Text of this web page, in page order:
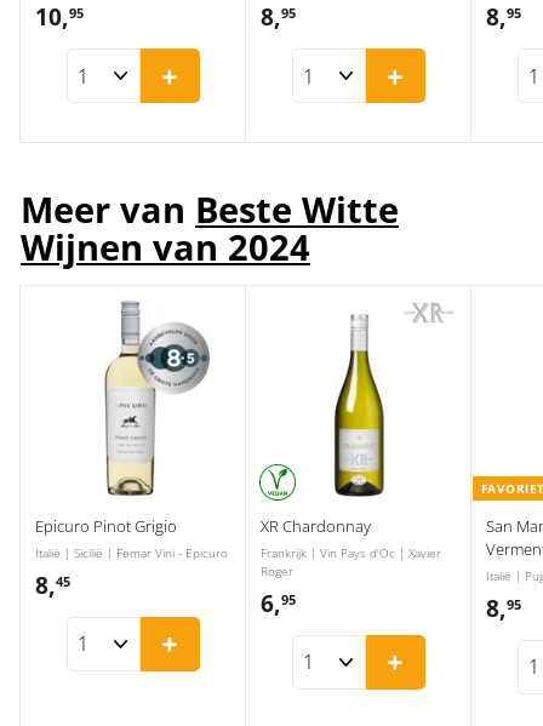
10,95
0
,
5
+
8,958
,
9
+
8,958
,
9
Meer van Beste Witte
Wijnen van 2024
Epicuro Pinot Grigio
Italië | Sicilië | Femar Vini - Epicuro
8,45
,
4
+
XR Chardonnay
Frankrijk | Vin Pays d'Oc | Xavier
Roger
6,956
,
9
+
San
Italië |
8,958
,
9